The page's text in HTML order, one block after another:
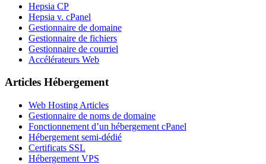
Hepsia CP
Hepsia v. cPanel
Gestionnaire de domaine
Gestionnaire de fichiers
Gestionnaire de courriel
Accélérateurs Web
Articles Hébergement
Web Hosting Articles
Gestionnaire de noms de domaine
Fonctionnement d’un hébergement cPanel
Hébergement semi-dédié
Certificats SSL
Hébergement VPS